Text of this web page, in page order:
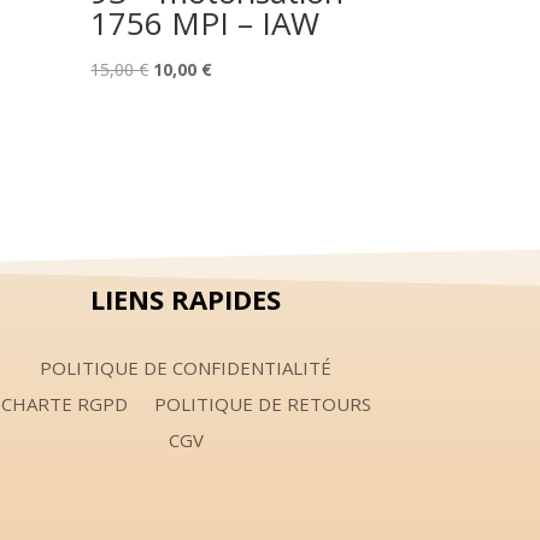
1756 MPI – IAW
15,00€ Le
10,00 €Le
LIENS RAPIDES
POLITIQUE DE CONFIDENTIALITÉ
CHARTE RGPD
POLITIQUE DE RETOURS
CGV